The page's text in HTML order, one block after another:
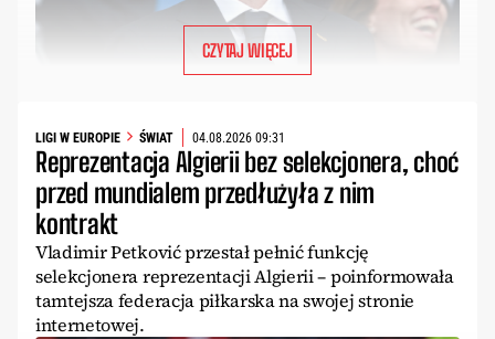
CZYTAJ WIĘCEJ
LIGI W EUROPIE ŚWIAT 04.08.2026 09:31
Reprezentacja Algierii bez selekcjonera, choć
przed mundialem przedłużyła z nim
kontrakt
Vladimir Petković przestał pełnić funkcję
selekcjonera reprezentacji Algierii – poinformowała
tamtejsza federacja piłkarska na swojej stronie
internetowej.